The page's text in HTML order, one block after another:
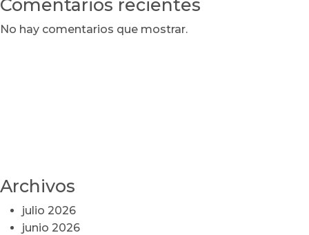
Comentarios recientes
No hay comentarios que mostrar.
Archivos
julio 2026
junio 2026